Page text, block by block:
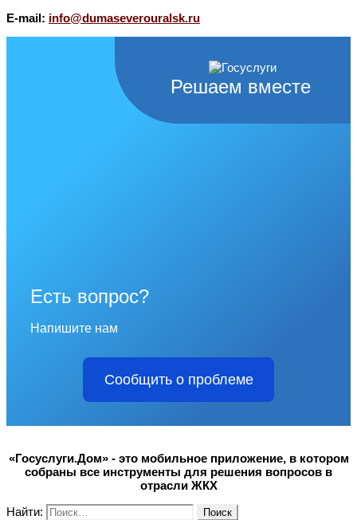
E-mail: info@dumaseverouralsk.ru
Решаем вместе
Есть вопрос?
Напишите нам
Сообщить о проблеме
«Госуслуги.Дом» - это мобильное приложение, в котором
собраны все инструменты для решения вопросов в
отрасли ЖКХ
Найти: